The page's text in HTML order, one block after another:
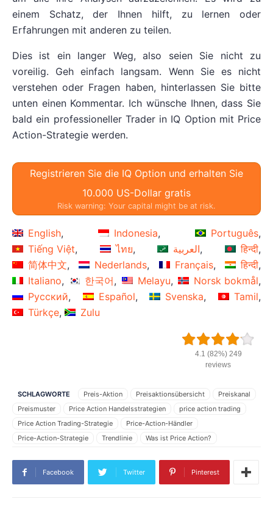
einem Schatz, der Ihnen hilft, zu lernen oder
Erfahrungen mit anderen zu teilen.
Dies ist ein langer Weg, also seien Sie nicht zu
voreilig. Geh einfach langsam. Wenn Sie es nicht
verstehen oder Fragen haben, hinterlassen Sie bitte
unten einen Kommentar. Ich wünsche Ihnen, dass Sie
bald ein professioneller Trader in IQ Option mit Price
Action-Strategie werden.
Registrieren Sie die IQ Option und erhalten Sie
10.000 US-Dollar gratis
Risk warning: Your capital might be at risk.
English Indonesia
Português
Tiếng Việt
ไทย العربية
हिन्दी
简体中文
Nederlands Français
हिन्दी
Italiano
한국어 Melayu
Norsk bokmål
Русский
Español Svenska
Tamil
Türkçe
Zulu
4.1 (82%) 249
reviews
SCHLAGWORTE Preis-Aktion Preisaktionsübersicht
Preiskanal
Preismuster
Price Action Handelsstrategien
price action trading
Price Action Trading-Strategie
Price-Action-Händler
Price-Action-Strategie
Trendlinie Was ist Price Action?
Facebook Twitter Pinterest